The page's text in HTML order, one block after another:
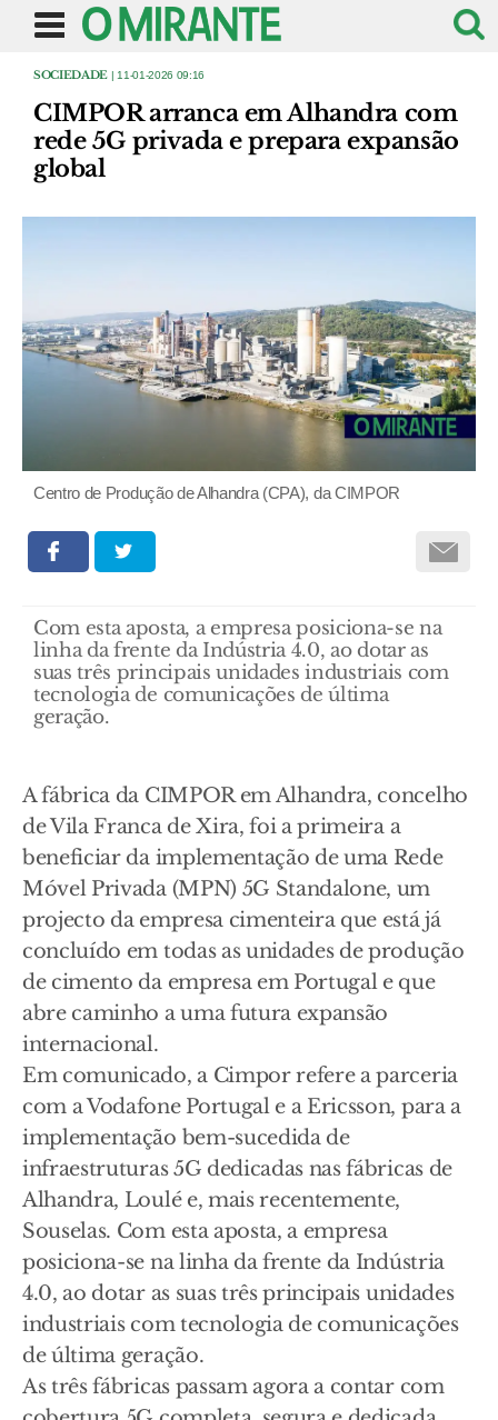
SOCIEDADE | 11-01-2026 09:16
CIMPOR arranca em Alhandra com
rede 5G privada e prepara expansão
global
Centro de Produção de Alhandra (CPA), da CIMPOR
Com esta aposta, a empresa posiciona-se na
linha da frente da Indústria 4.0, ao dotar as
suas três principais unidades industriais com
tecnologia de comunicações de última
geração.
A fábrica da CIMPOR em Alhandra, concelho
de Vila Franca de Xira, foi a primeira a
beneficiar da implementação de uma Rede
Móvel Privada (MPN) 5G Standalone, um
projecto da empresa cimenteira que está já
concluído em todas as unidades de produção
de cimento da empresa em Portugal e que
abre caminho a uma futura expansão
internacional.
Em comunicado, a Cimpor refere a parceria
com a Vodafone Portugal e a Ericsson, para a
implementação bem-sucedida de
infraestruturas 5G dedicadas nas fábricas de
Alhandra, Loulé e, mais recentemente,
Souselas. Com esta aposta, a empresa
posiciona-se na linha da frente da Indústria
4.0, ao dotar as suas três principais unidades
industriais com tecnologia de comunicações
de última geração.
As três fábricas passam agora a contar com